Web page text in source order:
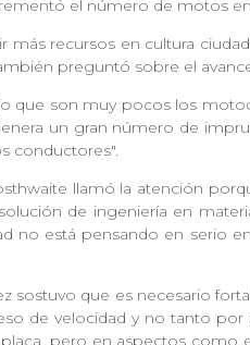
el número de motos en
más recursos en cultura
preguntó sobre el
que son muy pocos los
un gran número de
conductores".
llamó la atención
de ingeniería en
no está pensando en serio
sostuvo que es necesario
de velocidad y no tanto
pero en aspectos como